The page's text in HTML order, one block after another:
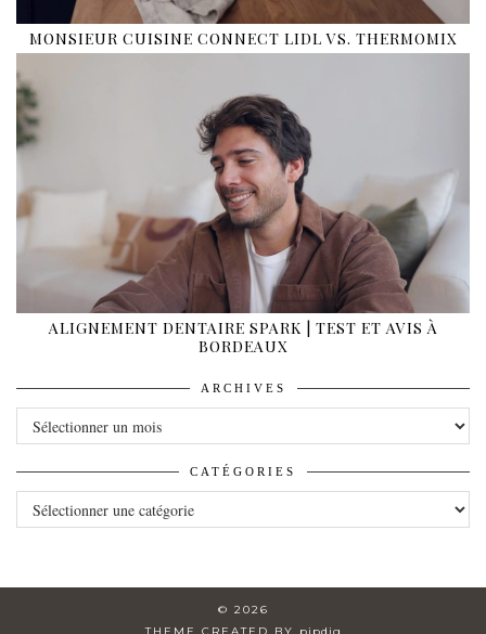
MONSIEUR CUISINE CONNECT LIDL VS. THERMOMIX
ALIGNEMENT DENTAIRE SPARK | TEST ET AVIS À
BORDEAUX
ARCHIVES
ARCHIVES
CATÉGORIES
CATÉGORIES
© 2026
THEME CREATED BY
pipdig